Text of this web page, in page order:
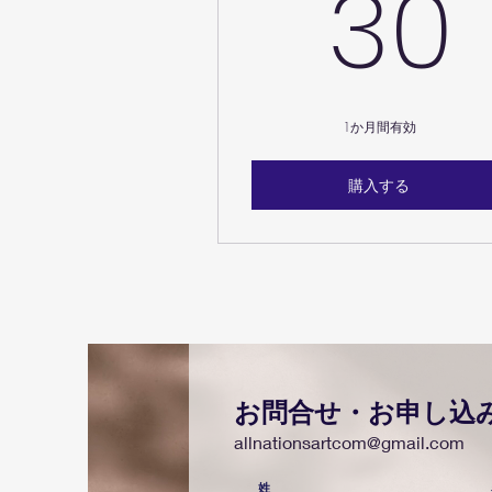
30
1か月間有効
購入する
お問合せ・お申し込
allnationsartcom@gmail.com
姓